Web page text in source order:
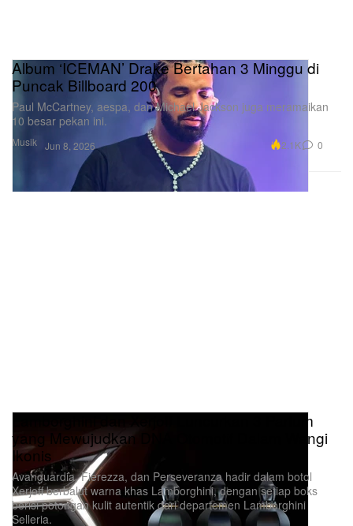
Musik
Album ‘ICEMAN’ Drake Bertahan 3 Minggu di
Puncak Billboard 200
Paul McCartney, aespa, dan Michael Jackson juga meramaikan
10 besar pekan ini.
Jun 8, 2026 2.1K 0
Lamborghini dan Xerjoff Luncurkan 3 Parfum
yang Mewujudkan DNA Otomotif Dalam Wangi
Ikonis
Avanguardia, Fierezza, dan Perseveranza hadir dalam botol
Xerjoff berbalut warna khas Lamborghini, dengan setiap boks
berisi potongan kulit autentik dari departemen Lamborghini
Selleria.